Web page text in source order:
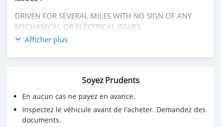
DRIVEN FOR SEVERAL MILES WITH NO SIGN OF ANY
MECHANICAL OR ELECTRICAL ISSUES.
Affordable price $45,000 USD
Contact me on my telegram handle: @antoniosilas
INSTANT SKYPE chat : live:.cid.87bb21618a4c9989
Enquires Desk : sales.antoniosilas@proton.me
Afficher plus
Soyez Prudents
En aucun cas ne payez en avance.
Inspectez le véhicule avant de l'acheter. Demandez des
documents.